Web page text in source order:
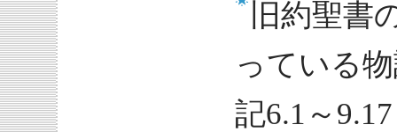
旧約聖書
っている
記6.1～